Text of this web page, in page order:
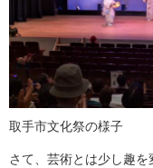
取手市文化祭の様子
さて、芸術とは少し趣